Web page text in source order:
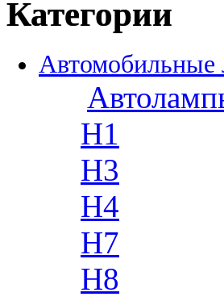
Категории
H1
H3
H4
H7
H8